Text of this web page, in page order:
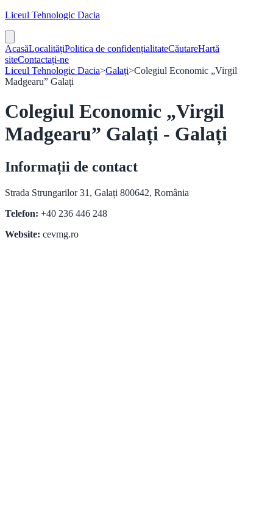
Liceul Tehnologic Dacia
AcasăLocalitățiPolitica de confidențialitateCăutareHartă
siteContactați-ne
Liceul Tehnologic Dacia>Galați>Colegiul Economic „Virgil
Madgearu” Galați
Colegiul Economic „Virgil
Madgearu” Galați - Galați
Informații de contact
Strada Strungarilor 31, Galați 800642, România
Telefon: +40 236 446 248
Website: cevmg.ro